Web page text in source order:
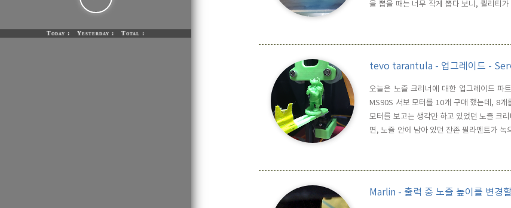
Today : Yesterday : Total :
을 뽑을 때는 너무 작게 뽑다 보니, 퀄리티
듬고, 녹타이트로 붙여서.. iMac
tevo tarantula - 업그레이드 -
오늘은 노즐 크리너에 대한 업그레이드 파
MS90S 서보 모터를 10개 구매 했는데, 8
모터를 보고는 생각만 하고 있었던 노즐 크
면, 노즐 안에 남아 있던 잔존 필라멘트가
죠.. 프린트가 본격적으로 시작되기 전에
Marlin - 출력 중 노즐 높이를 변경